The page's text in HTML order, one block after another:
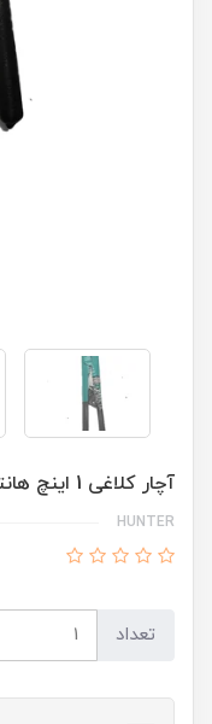
آچار کلاغی 1 اینچ هانتر
HUNTER
تعداد